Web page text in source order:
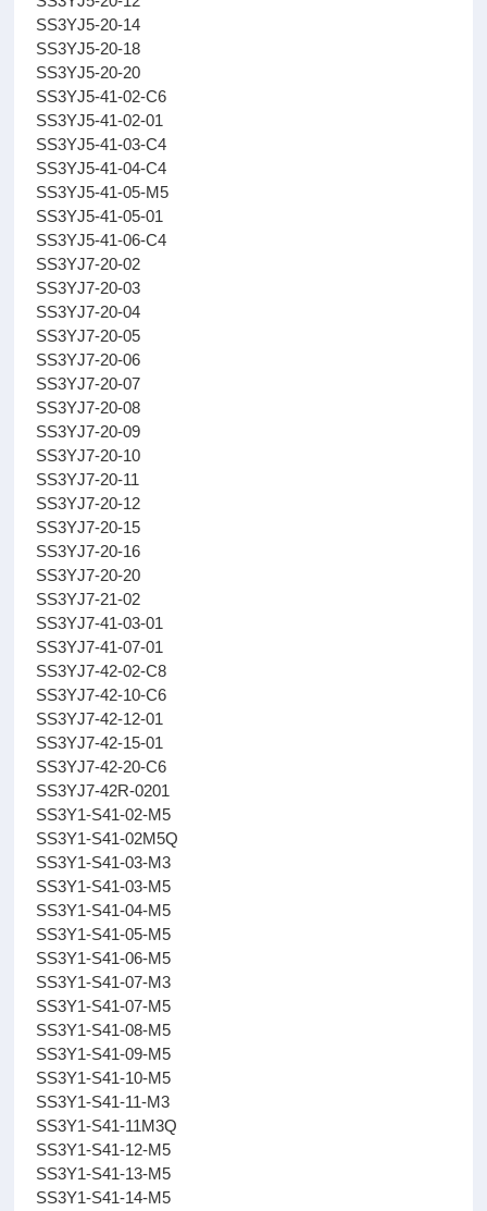
SS3YJ5-20-14
SS3YJ5-20-18
SS3YJ5-20-20
SS3YJ5-41-02-C6
SS3YJ5-41-02-01
SS3YJ5-41-03-C4
SS3YJ5-41-04-C4
SS3YJ5-41-05-M5
SS3YJ5-41-05-01
SS3YJ5-41-06-C4
SS3YJ7-20-02
SS3YJ7-20-03
SS3YJ7-20-04
SS3YJ7-20-05
SS3YJ7-20-06
SS3YJ7-20-07
SS3YJ7-20-08
SS3YJ7-20-09
SS3YJ7-20-10
SS3YJ7-20-11
SS3YJ7-20-12
SS3YJ7-20-15
SS3YJ7-20-16
SS3YJ7-20-20
SS3YJ7-21-02
SS3YJ7-41-03-01
SS3YJ7-41-07-01
SS3YJ7-42-02-C8
SS3YJ7-42-10-C6
SS3YJ7-42-12-01
SS3YJ7-42-15-01
SS3YJ7-42-20-C6
SS3YJ7-42R-0201
SS3Y1-S41-02-M5
SS3Y1-S41-02M5Q
SS3Y1-S41-03-M3
SS3Y1-S41-03-M5
SS3Y1-S41-04-M5
SS3Y1-S41-05-M5
SS3Y1-S41-06-M5
SS3Y1-S41-07-M3
SS3Y1-S41-07-M5
SS3Y1-S41-08-M5
SS3Y1-S41-09-M5
SS3Y1-S41-10-M5
SS3Y1-S41-11-M3
SS3Y1-S41-11M3Q
SS3Y1-S41-12-M5
SS3Y1-S41-13-M5
SS3Y1-S41-14-M5